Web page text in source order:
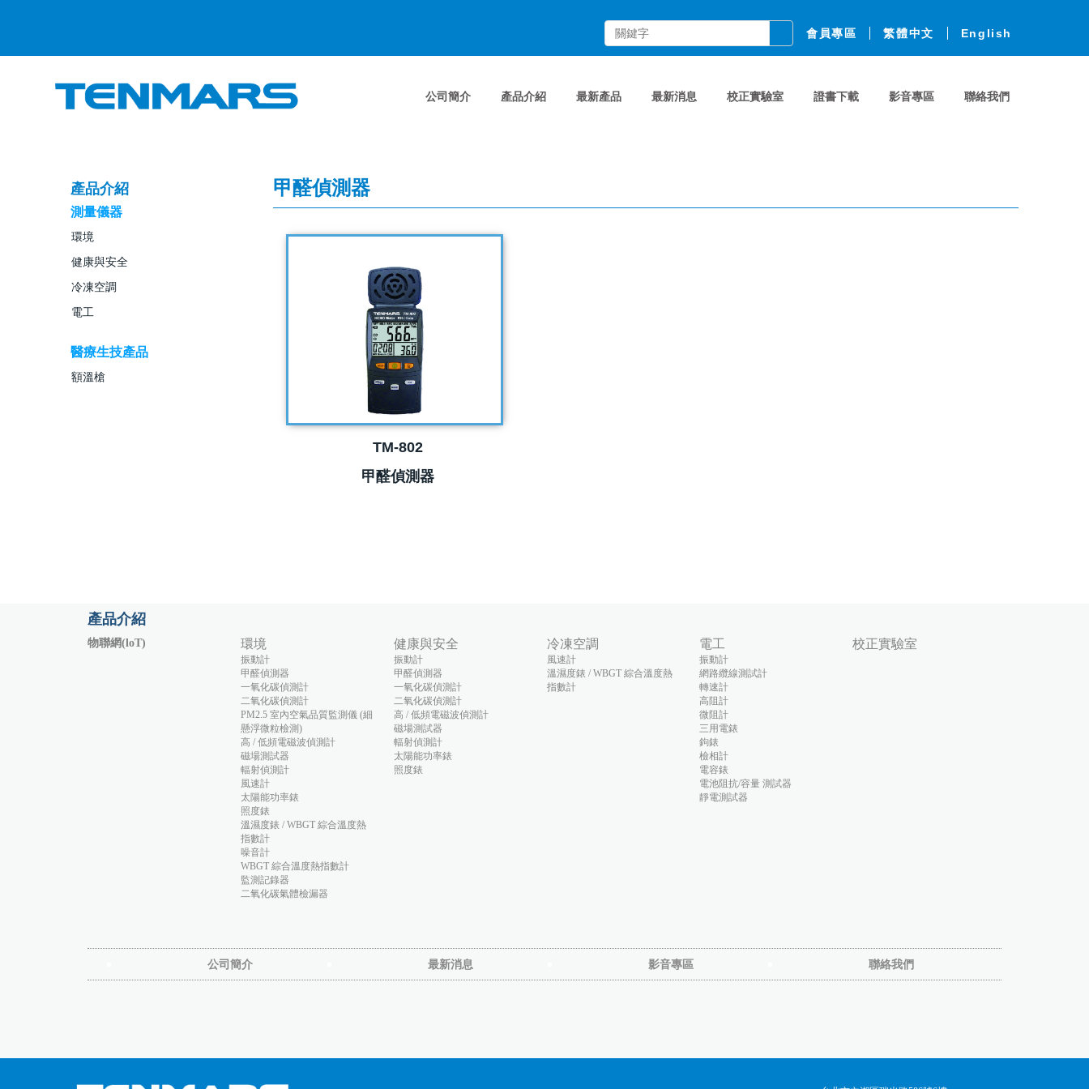
會員專區 繁體中文 English
公司簡介 產品介紹 最新產品 最新消息 校正實驗室 證書下載 影音專區 聯絡我們
產品介紹
測量儀器
環境
健康與安全
冷凍空調
電工
醫療生技產品
額溫槍
甲醛偵測器
TM-802
甲醛偵測器
產品介紹
物聯網(loT) 環境
振動計
甲醛偵測器
一氧化碳偵測計
二氧化碳偵測計
PM2.5 室內空氣品質監測儀 (細
懸浮微粒檢測)
高 / 低頻電磁波偵測計
磁場測試器
輻射偵測計
風速計
太陽能功率錶
照度錶
溫濕度錶 / WBGT 綜合溫度熱
指數計
噪音計
WBGT 綜合溫度熱指數計
監測記錄器
二氧化碳氣體檢漏器
健康與安全
振動計
甲醛偵測器
一氧化碳偵測計
二氧化碳偵測計
高 / 低頻電磁波偵測計
磁場測試器
輻射偵測計
太陽能功率錶
照度錶
冷凍空調
風速計
溫濕度錶 / WBGT 綜合溫度熱
指數計
電工
振動計
網路纜線測試計
轉速計
高阻計
微阻計
三用電錶
鉤錶
檢相計
電容錶
電池阻抗/容量 測試器
靜電測試器
校正實驗室
公司簡介 最新消息 影音專區 聯絡我們